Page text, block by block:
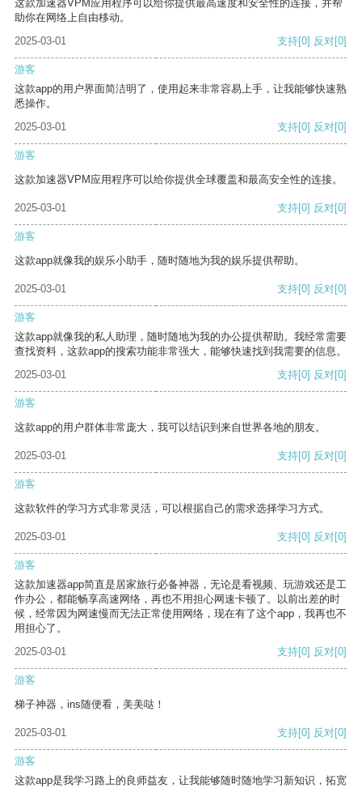
这款加速器VPM应用程序可以给你提供最高速度和安全性的连接，并帮
助你在网络上自由移动。
2025-03-01
支持[0] 反对[0]
游客
这款app的用户界面简洁明了，使用起来非常容易上手，让我能够快速熟
悉操作。
2025-03-01
支持[0] 反对[0]
游客
这款加速器VPM应用程序可以给你提供全球覆盖和最高安全性的连接。
2025-03-01 支持[0] 反对[0]
游客
这款app就像我的娱乐小助手，随时随地为我的娱乐提供帮助。
2025-03-01 支持[0] 反对[0]
游客
这款app就像我的私人助理，随时随地为我的办公提供帮助。我经常需要
查找资料，这款app的搜索功能非常强大，能够快速找到我需要的信息。
2025-03-01
支持[0] 反对[0]
游客
这款app的用户群体非常庞大，我可以结识到来自世界各地的朋友。
2025-03-01 支持[0] 反对[0]
游客
这款软件的学习方式非常灵活，可以根据自己的需求选择学习方式。
2025-03-01 支持[0] 反对[0]
游客
这款加速器app简直是居家旅行必备神器，无论是看视频、玩游戏还是工
作办公，都能畅享高速网络，再也不用担心网速卡顿了。以前出差的时
候，经常因为网速慢而无法正常使用网络，现在有了这个app，我再也不
用担心了。
2025-03-01
支持[0] 反对[0]
游客
梯子神器，ins随便看，美美哒！
2025-03-01 支持[0] 反对[0]
游客
这款app是我学习路上的良师益友，让我能够随时随地学习新知识，拓宽